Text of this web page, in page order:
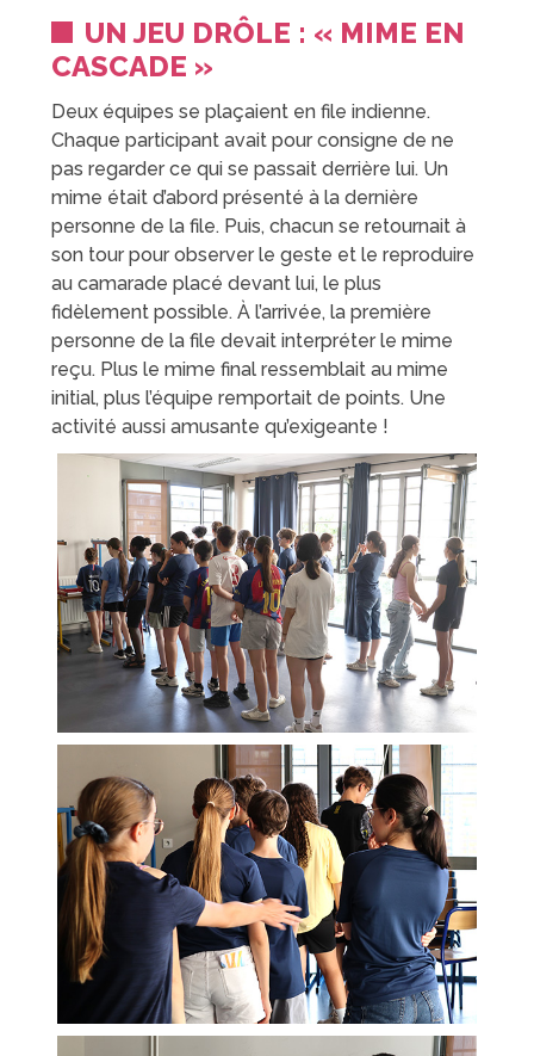
UN JEU DRÔLE : « MIME EN
CASCADE »
Deux équipes se plaçaient en file indienne.
Chaque participant avait pour consigne de ne
pas regarder ce qui se passait derrière lui. Un
mime était d’abord présenté à la dernière
personne de la file. Puis, chacun se retournait à
son tour pour observer le geste et le reproduire
au camarade placé devant lui, le plus
fidèlement possible. À l’arrivée, la première
personne de la file devait interpréter le mime
reçu. Plus le mime final ressemblait au mime
initial, plus l’équipe remportait de points. Une
activité aussi amusante qu’exigeante !